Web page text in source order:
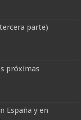
parte)
próximas
España y en